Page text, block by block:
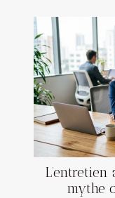
mythe